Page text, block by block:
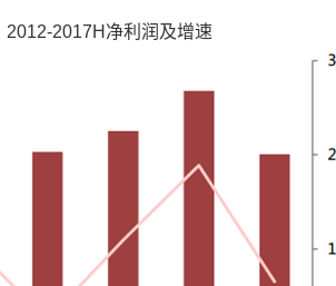
2012-2017H净利润及增速